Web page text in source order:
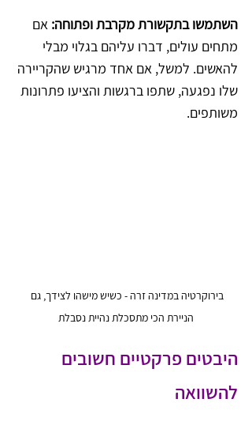
השתמשו בתקשורת מקרבת ופתוחה: אם
מתחים עולים, דברו עליהם בגלוי מבלי
להאשים. למשל, אם אחד מרגיש שהקריירה
שלו נפגעה, שתפו ברגשות והציעו פתרונות
משותפים.
בירוקרטיה במדינה זרה - כשיש מישהו לצידך, גם
הניירת הכי מתסכלת נהיית נסבלת
היבטים פרקטיים חשובים
להשוואה